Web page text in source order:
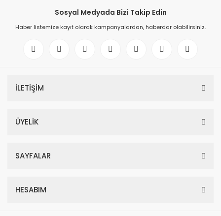
Sosyal Medyada Bizi Takip Edin
Haber listemize kayıt olarak kampanyalardan, haberdar olabilirsiniz.
İLETİŞİM
ÜYELİK
SAYFALAR
HESABIM